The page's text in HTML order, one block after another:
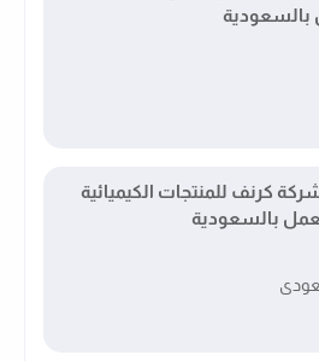
بالسعودية
كرنف للمنتجات الكيميائية
بالسعودية